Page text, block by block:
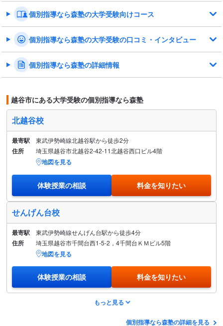
個別指導なら森塾の大学受験向けコース
個別指導なら森塾の大学受験の口コミ・インタビュー
個別指導なら森塾の詳細情報
越谷市にある大学受験の個別指導なら森塾
北越谷校
最寄駅 東武伊勢崎線北越谷駅から徒歩2分
住所 埼玉県越谷市北越谷2-42-11北越谷西口ビル4階
地図を見る
体験授業の相談 料金を知りたい
せんげん台校
最寄駅 東武伊勢崎線せんげん台駅から徒歩4分
住所 埼玉県越谷市千間台西1-5-2，4千間台ＫＭビル5階
地図を見る
体験授業の相談 料金を知りたい
もっと見る
個別指導なら森塾の詳細を見る